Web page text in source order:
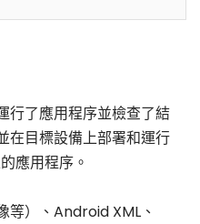
行了應用程序並檢查了結
在目標設備上部署和運行
應用程序。
等）、Android XML、